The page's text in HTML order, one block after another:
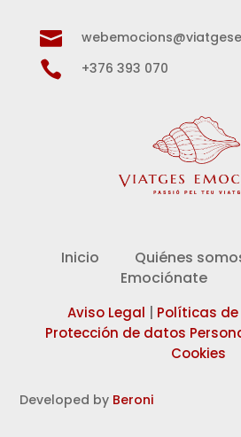

 +376 393 070
Inicio Quiénes
Emociónate
Aviso Legal
Políticas
Protección de datos
Cookies
Developed by Beroni